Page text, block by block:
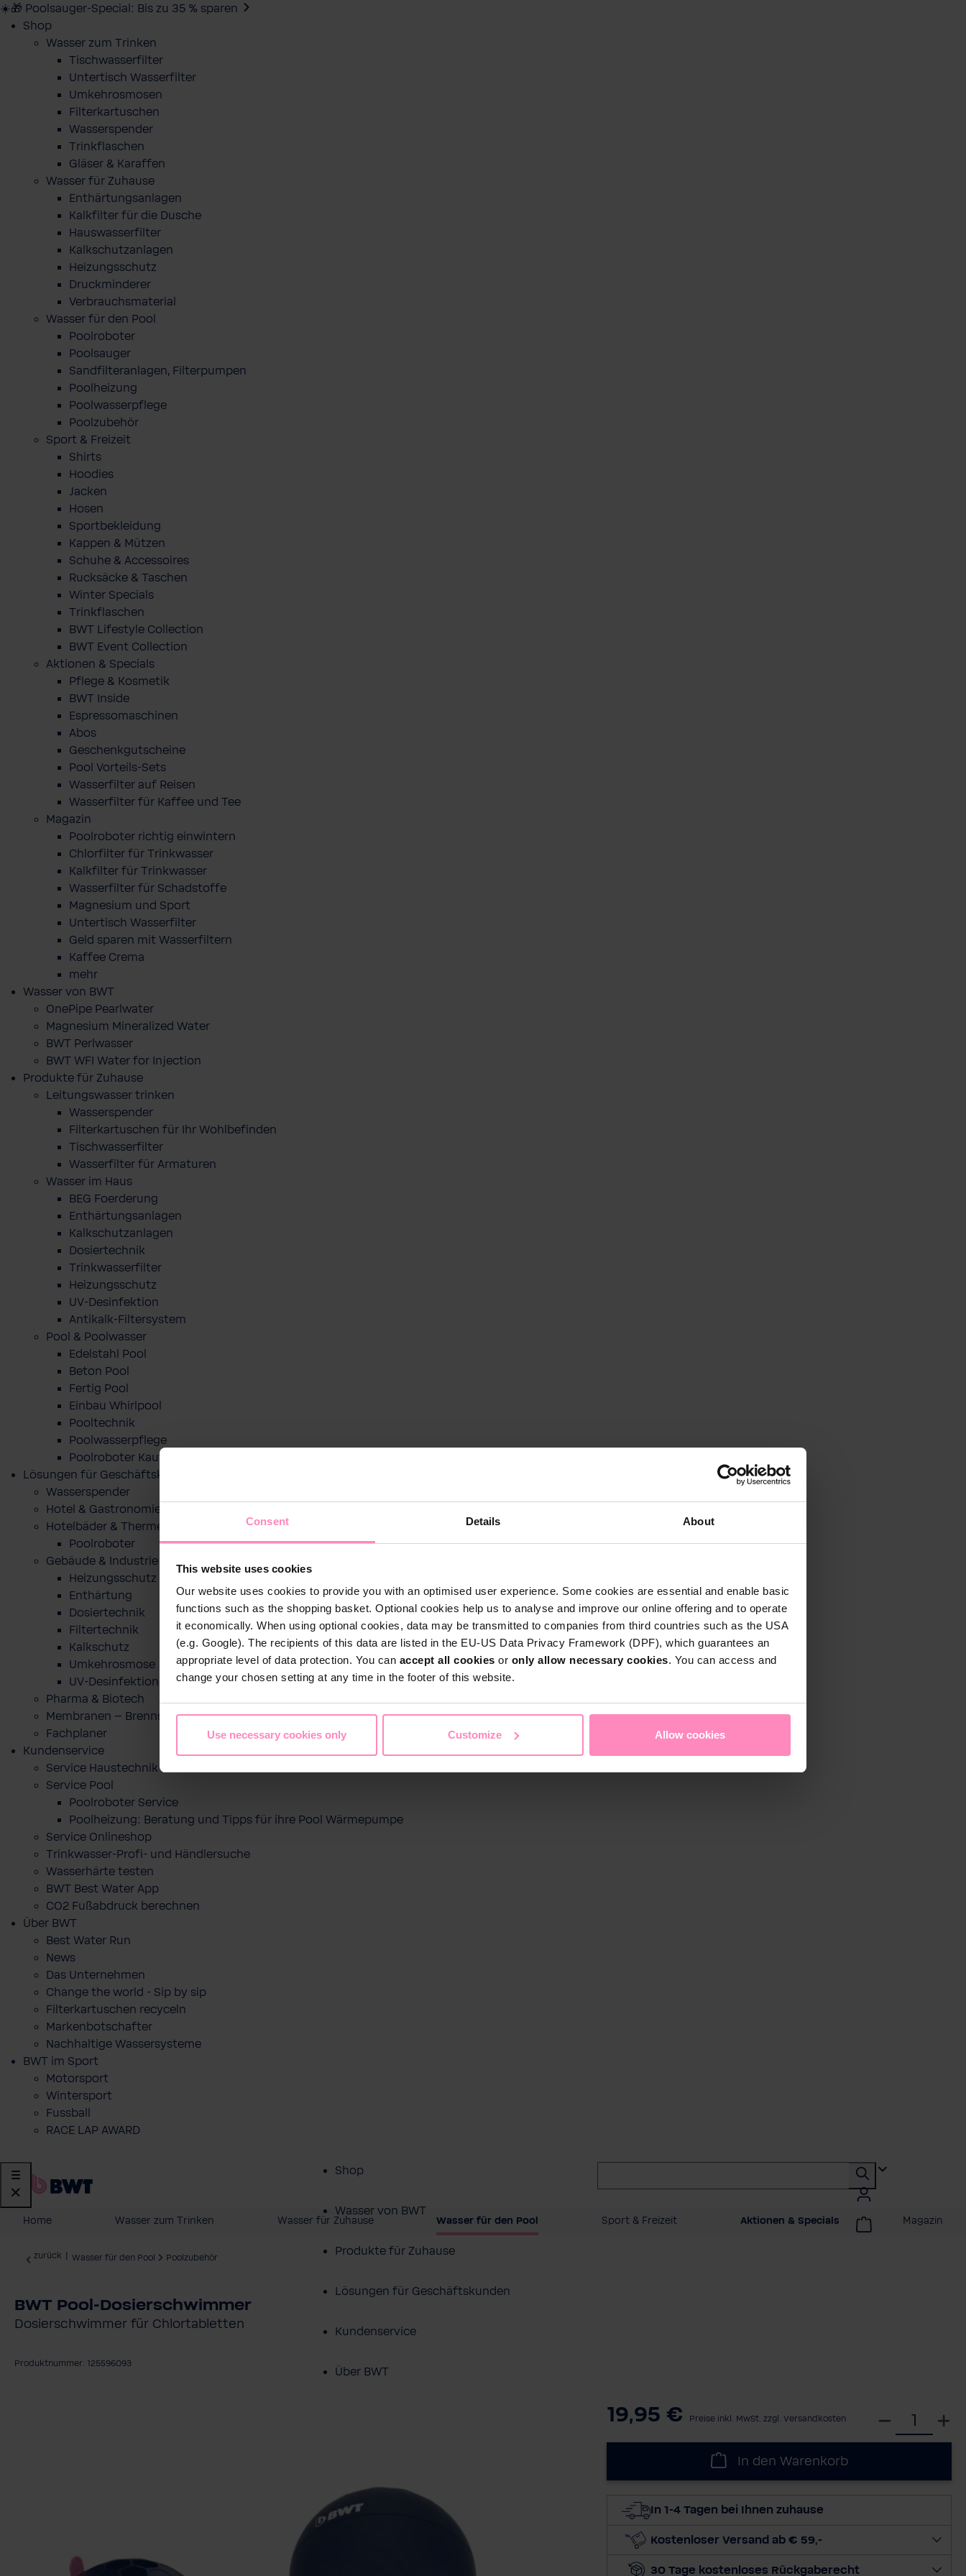
Consent Details About
This website uses cookies
Our website uses cookies to provide you with an optimised user experience. Some cookies are essential and enable basic
functions such as the shopping basket. Optional cookies help us to analyse and improve our online offering and to operate
it economically. When using optional cookies, data may be transmitted to companies from third countries such as the USA
(e.g. Google). The recipients of this data are listed in the EU-US Data Privacy Framework (DPF), which guarantees an
appropriate level of data protection. You can accept all cookies or only allow necessary cookies. You can access and
change your chosen setting at any time in the footer of this website.
Use necessary cookies only Customize Allow cookies
☀️🎁 Poolsauger-Special: Bis zu 35 % sparen
Shop
Wasser zum Trinken
Tischwasserfilter
Untertisch Wasserfilter
Umkehrosmosen
Filterkartuschen
Wasserspender
Trinkflaschen
Gläser & Karaffen
Wasser für Zuhause
Enthärtungsanlagen
Kalkfilter für die Dusche
Hauswasserfilter
Kalkschutzanlagen
Heizungsschutz
Druckminderer
Verbrauchsmaterial
Wasser für den Pool
Poolroboter
Poolsauger
Sandfilteranlagen, Filterpumpen
Poolheizung
Poolwasserpflege
Poolzubehör
Sport & Freizeit
Shirts
Hoodies
Jacken
Hosen
Sportbekleidung
Kappen & Mützen
Schuhe & Accessoires
Rucksäcke & Taschen
Winter Specials
Trinkflaschen
BWT Lifestyle Collection
BWT Event Collection
Aktionen & Specials
Pflege & Kosmetik
BWT Inside
Espressomaschinen
Abos
Geschenkgutscheine
Pool Vorteils-Sets
Wasserfilter auf Reisen
Wasserfilter für Kaffee und Tee
Magazin
Poolroboter richtig einwintern
Chlorfilter für Trinkwasser
Kalkfilter für Trinkwasser
Wasserfilter für Schadstoffe
Magnesium und Sport
Untertisch Wasserfilter
Geld sparen mit Wasserfiltern
Kaffee Crema
mehr
Wasser von BWT
OnePipe Pearlwater
Magnesium Mineralized Water
BWT Perlwasser
BWT WFI Water for Injection
Produkte für Zuhause
Leitungswasser trinken
Wasserspender
Filterkartuschen für Ihr Wohlbefinden
Tischwasserfilter
Wasserfilter für Armaturen
Wasser im Haus
BEG Foerderung
Enthärtungsanlagen
Kalkschutzanlagen
Dosiertechnik
Trinkwasserfilter
Heizungsschutz
UV-Desinfektion
Antikalk-Filtersystem
Pool & Poolwasser
Edelstahl Pool
Beton Pool
Fertig Pool
Einbau Whirlpool
Pooltechnik
Poolwasserpflege
Poolroboter Kaufberatung und Tipps
Lösungen für Geschäftskunden
Wasserspender
Hotel & Gastronomie
Hotelbäder & Thermen
Poolroboter
Gebäude & Industrie
Heizungsschutz
Enthärtung
Dosiertechnik
Filtertechnik
Kalkschutz
Umkehrosmose
UV-Desinfektion
Pharma & Biotech
Membranen – Brennstoffzelle
Fachplaner
Kundenservice
Service Haustechnik
Service Pool
Poolroboter Service
Poolheizung: Beratung und Tipps für ihre Pool Wärmepumpe
Service Onlineshop
Trinkwasser-Profi- und Händlersuche
Wasserhärte testen
BWT Best Water App
CO2 Fußabdruck berechnen
Über BWT
Best Water Run
News
Das Unternehmen
Change the world - Sip by sip
Filterkartuschen recyceln
Markenbotschafter
Nachhaltige Wassersysteme
BWT im Sport
Motorsport
Wintersport
Fussball
RACE LAP AWARD
Shop
Wasser von BWT
Produkte für Zuhause
Lösungen für Geschäftskunden
Kundenservice
Über BWT
Home Wasser zum Trinken Wasser für Zuhause Wasser für den Pool Sport & Freizeit Aktionen & Specials Magazin
zurück Wasser für den Pool Poolzubehör
BWT Pool-Dosierschwimmer
Dosierschwimmer für Chlortabletten
Produktnummer: 125596093
19,95 € Preise inkl. MwSt. zzgl. Versandkosten
W
e
e
e
In den Warenkorb
In 1-4 Tagen bei Ihnen zuhause
Kostenloser Versand ab € 59,-
30 Tage kostenloses Rückgaberecht